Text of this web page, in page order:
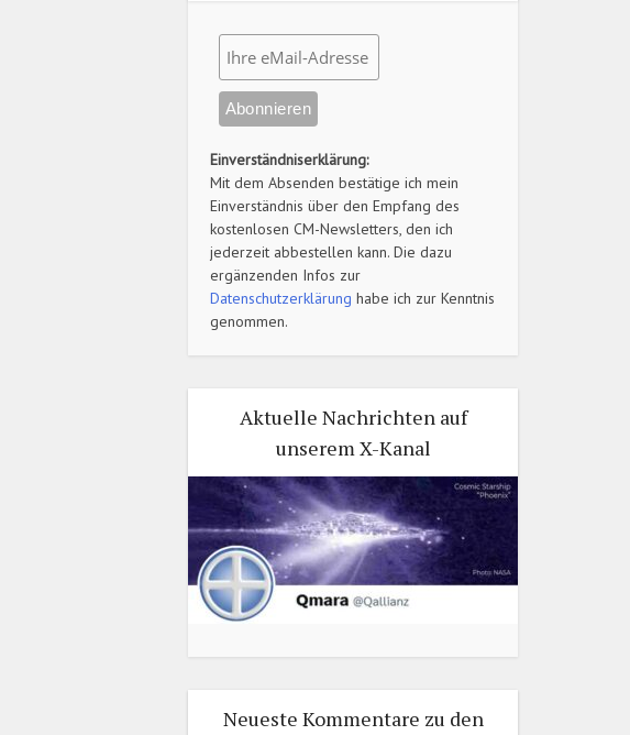
Einverständniserklärung:
Mit dem Absenden bestätige ich mein
Einverständnis über den Empfang des
kostenlosen CM-Newsletters, den ich
jederzeit abbestellen kann. Die dazu
ergänzenden Infos zur
Datenschutzerklärung habe ich zur Kenntnis
genommen.
Aktuelle Nachrichten auf
unserem X-Kanal
Neueste Kommentare zu den